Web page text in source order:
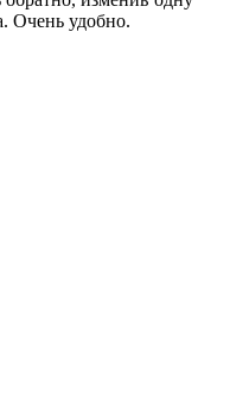
Очень удобно.